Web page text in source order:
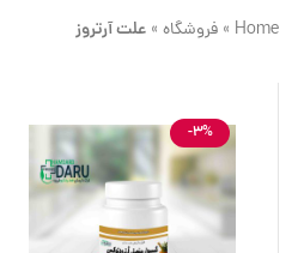
Home
» فروشگاه » علت آرتروز
-3%